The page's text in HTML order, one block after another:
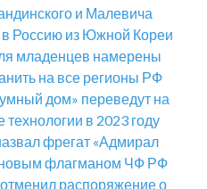
и Малевича
в Россию из Южной Кореи
младенцев намерены
на все регионы РФ
дом» переведут на
технологии в 2023 году
фрегат «Адмирал
флагманом ЧФ РФ
распоряжение о